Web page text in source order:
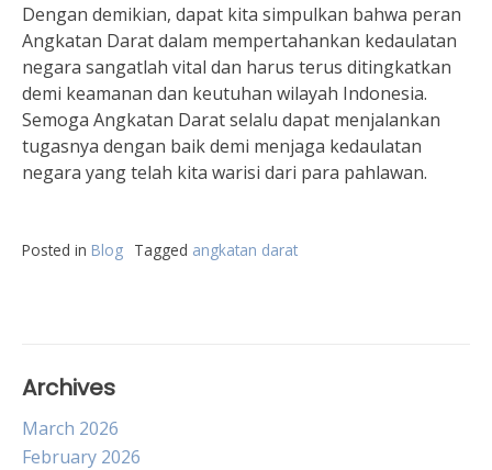
Dengan demikian, dapat kita simpulkan bahwa peran
Angkatan Darat dalam mempertahankan kedaulatan
negara sangatlah vital dan harus terus ditingkatkan
demi keamanan dan keutuhan wilayah Indonesia.
Semoga Angkatan Darat selalu dapat menjalankan
tugasnya dengan baik demi menjaga kedaulatan
negara yang telah kita warisi dari para pahlawan.
Posted in Blog Tagged angkatan darat
Archives
March 2026
February 2026